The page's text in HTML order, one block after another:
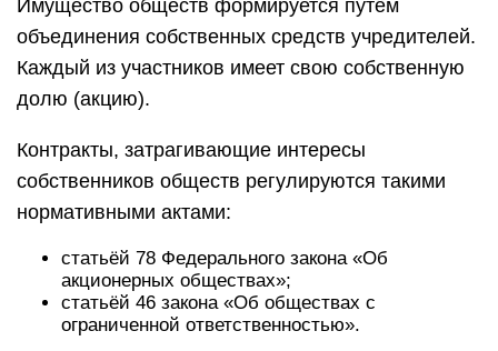
Имущество обществ формируется путём
объединения собственных средств учредителей.
Каждый из участников имеет свою собственную
долю (акцию).
Контракты, затрагивающие интересы
собственников обществ регулируются такими
нормативными актами:
статьёй 78 Федерального закона «Об
акционерных обществах»;
статьёй 46 закона «Об обществах с
ограниченной ответственностью».